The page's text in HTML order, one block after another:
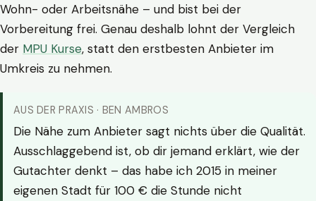
Wohn- oder Arbeitsnähe – und bist bei der
Vorbereitung frei. Genau deshalb lohnt der Vergleich
der MPU Kurse, statt den erstbesten Anbieter im
Umkreis zu nehmen.
AUS DER PRAXIS · BEN AMBROS
Die Nähe zum Anbieter sagt nichts über die Qualität.
Ausschlaggebend ist, ob dir jemand erklärt, wie der
Gutachter denkt – das habe ich 2015 in meiner
eigenen Stadt für 100 € die Stunde nicht